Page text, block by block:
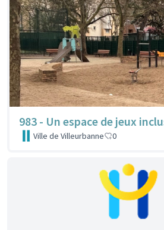
983 - Un espace de jeux
Ville de Villeurbanne 0